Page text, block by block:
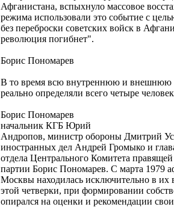
Афганистана, вспыхнуло массовое
режима использовали это событие с
без переброски советских войск в
революция погибнет".
Борис Пономарев
В то время всю внутреннюю и
реально определяли всего четыре
Борис Пономарев
начальник КГБ Юрий
Андропов, министр обороны Дмитрий
иностранных дел Андрей Громыко и
отдела Центрального Комитета
партии Борис Пономарев. С марта 1979
Москвы находилась исключительно в
этой четверки, при формировании
опирался на оценки и рекомендации